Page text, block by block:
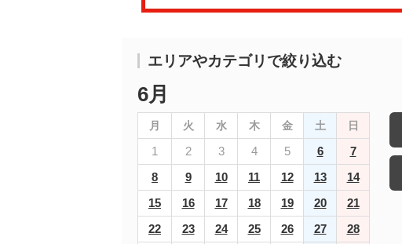
エリアやカテゴリで絞り込む
6月
月 火 水 木 金 土 日
1 2 3 4 5 6
7
8
9 10 11 12 13
14
15
16 17 18 19 20
21
22
23 24 25 26 27
28